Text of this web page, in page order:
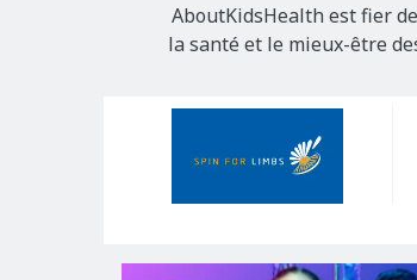
AboutKidsHealth est fier
la santé et le mieux-être